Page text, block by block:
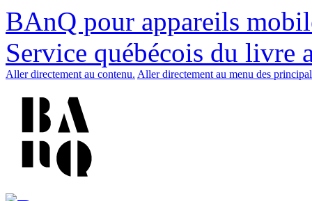
BAnQ pour appareils
Service québécois du livre
Aller directement au contenu. Aller directement au menu des